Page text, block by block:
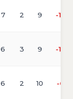
7 2 9 -17
6 3 9 -17
6 2 10 -6